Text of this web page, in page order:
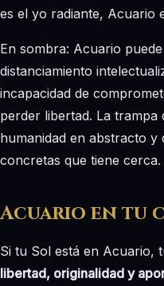
es el yo radiante, Acuario
En sombra: Acuario
distanciamiento
incapacidad de
perder libertad. La trampa
humanidad en abstracto y
concretas que tiene cerca.
Acuario en tu
Si tu Sol está en Acuario,
libertad, originalidad y